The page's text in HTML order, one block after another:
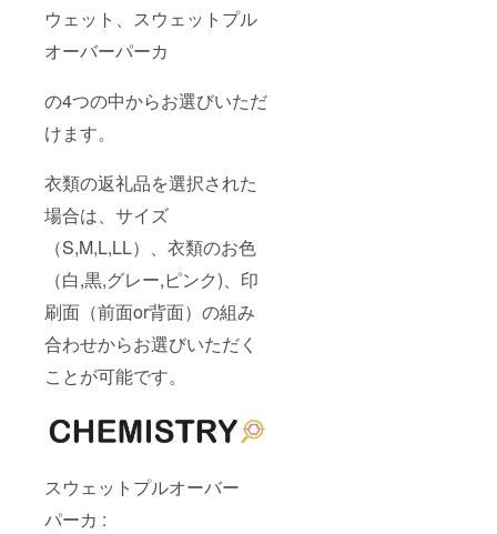
ウェット、スウェットプル
オーバーパーカ
の4つの中からお選びいただ
けます。
衣類の返礼品を選択された
場合は、サイズ
（S,M,L,LL）、衣類のお色
（白,黒,グレー,ピンク)、印
刷面（前面or背面）の組み
合わせからお選びいただく
ことが可能です。
スウェットプルオーバー
パーカ :